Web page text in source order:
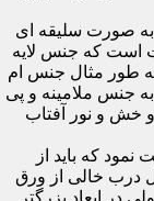
صورت سلیقه ای
است که جنس لایه
به طور مثال جنس ام
جنس ملامینه و پی
خش و نور آفتاب
که باید از
درب خالی از ورق